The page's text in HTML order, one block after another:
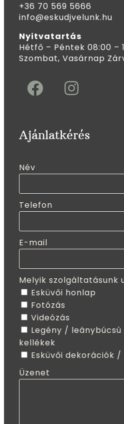
+36 70 569 5666
info@eskudjvelunk.hu
Nyitvatartás
Hétfő – Péntek 08:00 –
Szombat, Vasárnap
Ajánlatkérés
Név
Telefon
E-mail
Melyik szolgáltatásunk
Esküvői honlap
Fotózás
Videózás
Legény /
kellékek
Esküvői dekorációk
Üzenet